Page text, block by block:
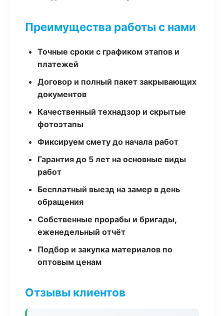
Преимущества работы с нами
Точные сроки с графиком этапов и
платежей
Договор и полный пакет закрывающих
документов
Качественный технадзор и скрытые
фотоэтапы
Фиксируем смету до начала работ
Гарантия до 5 лет на основные виды
работ
Бесплатный выезд на замер в день
обращения
Собственные прорабы и бригады,
еженедельный отчёт
Подбор и закупка материалов по
оптовым ценам
Отзывы клиентов